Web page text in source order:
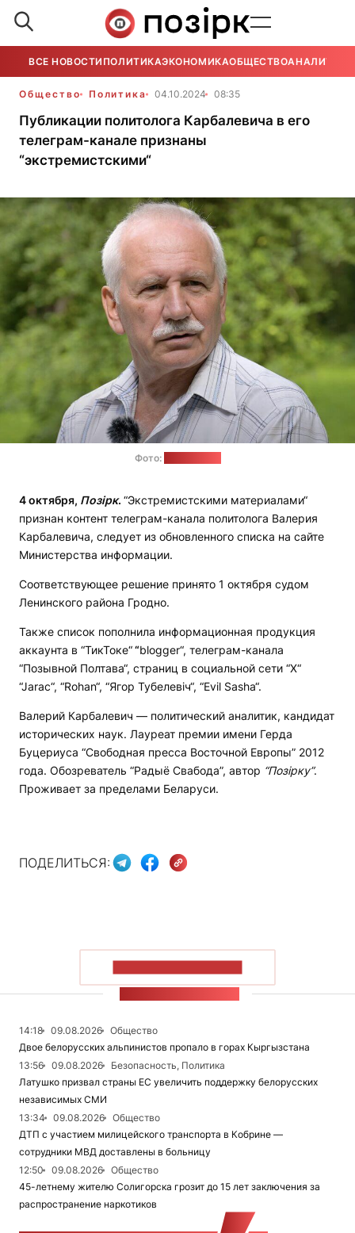
ВСЕ НОВОСТИ ПОЛИТИКАЭКОНОМИКАОБЩЕСТВОАНАЛИТИКА
Общество Политика 04.10.2024 08:35
Публикации политолога Карбалевича в его
телеграм-канале признаны
“экстремистскими“
Фото:
4 октября, Позірк. “Экстремистскими материалами“
признан контент телеграм-канала политолога Валерия
Карбалевича, следует из обновленного списка на сайте
Министерства информации.
Соответствующее решение принято 1 октября судом
Ленинского района Гродно.
Также список пополнила информационная продукция
аккаунта в “ТикТоке““blogger“, телеграм-канала
“Позывной Полтава“, страниц в социальной сети “X“
“Jarac“, “Rohan“, “Ягор Тубелевiч“, “Evil Sasha“.
Валерий Карбалевич — политический аналитик, кандидат
исторических наук. Лауреат премии имени Герда
Буцериуса “Свободная пресса Восточной Европы” 2012
года. Обозреватель “Радыё Свабода”, автор “Позірку”.
Проживает за пределами Беларуси.
ПОДЕЛИТЬСЯ:
14:18 09.08.2026
Общество
Двое белорусских альпинистов пропало в горах Кыргызстана
13:56
09.08.2026
Безопасность, Политика
Латушко призвал страны ЕС увеличить поддержку белорусских
независимых СМИ
13:34
09.08.2026
Общество
ДТП с участием милицейского транспорта в Кобрине —
сотрудники МВД доставлены в больницу
12:50
09.08.2026
Общество
45-летнему жителю Солигорска грозит до 15 лет заключения за
распространение наркотиков